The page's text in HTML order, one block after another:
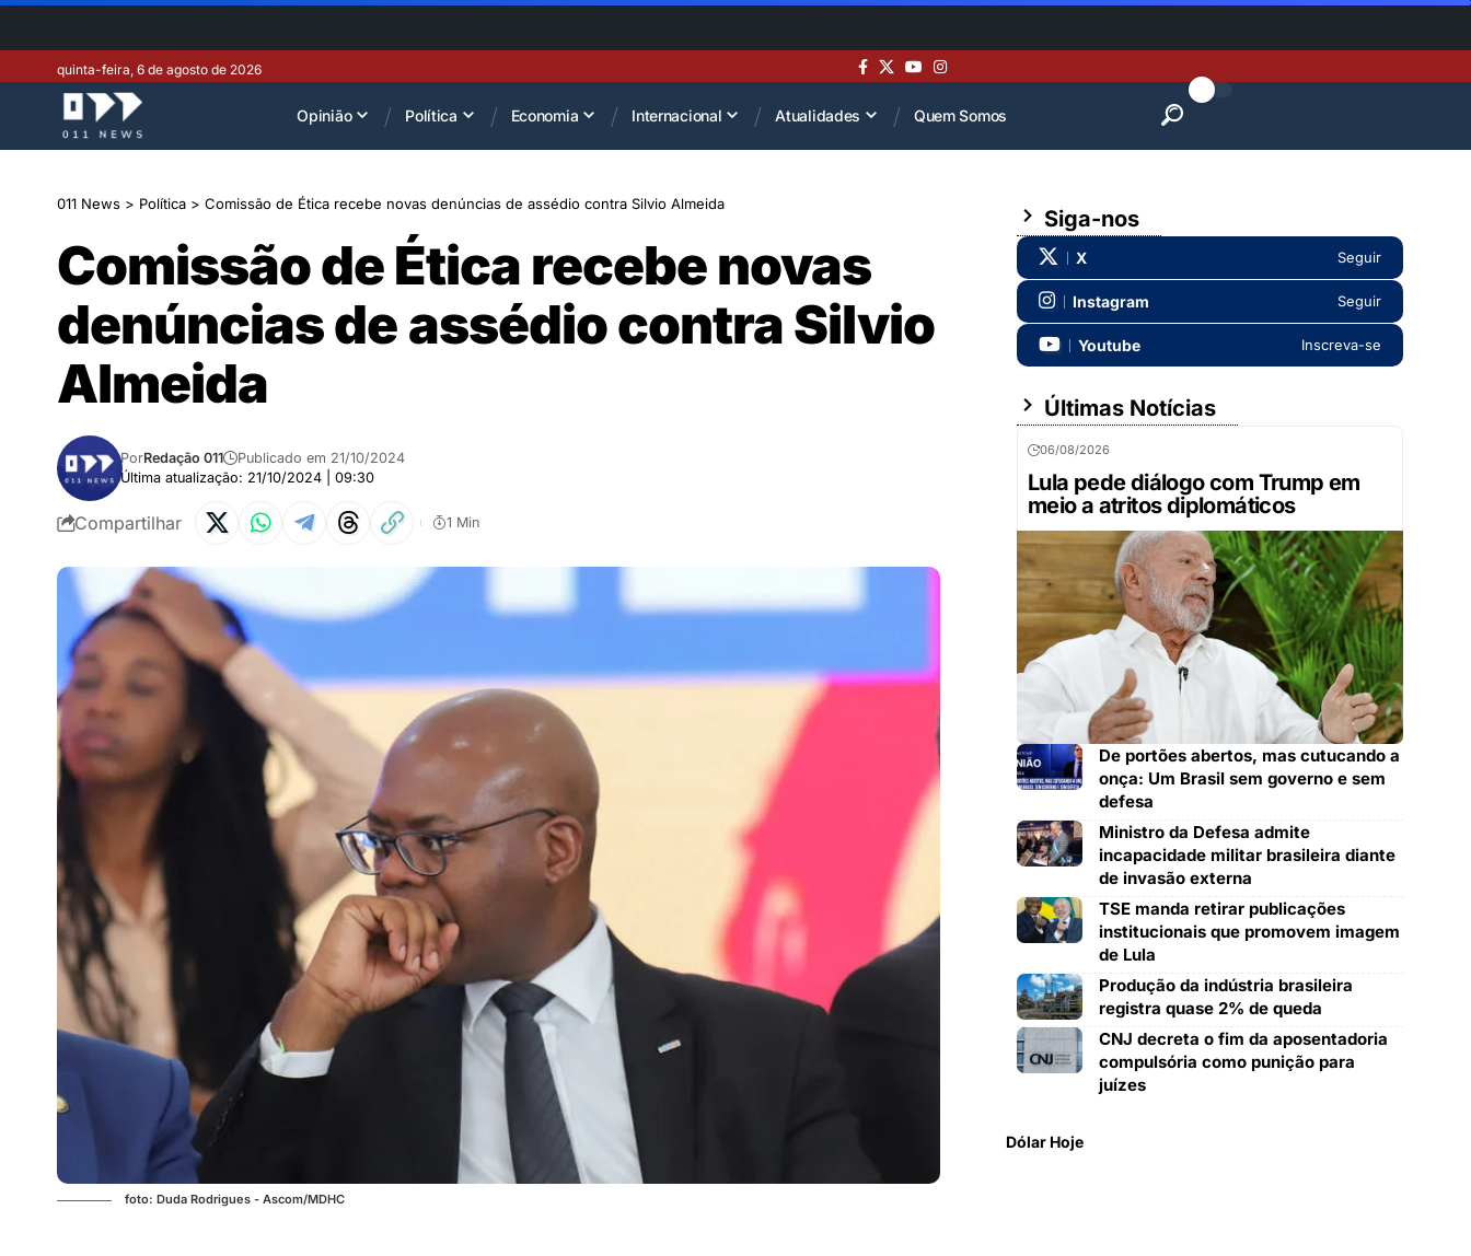
quinta-feira, 6 de agosto de 2026
Opinião Política Economia Internacional Atualidades Quem Somos
011 News > Política > Comissão de Ética recebe novas denúncias de assédio contra Silvio Almeida
Comissão de Ética recebe novas
denúncias de assédio contra Silvio
Almeida
Última atualização: 21/10/2024 | 09:30
PorRedação 011 Publicado em 21/10/2024
Compartilhar 1 Min
foto: Duda Rodrigues - Ascom/MDHC
Siga-nos
X Seguir
Instagram Seguir
Youtube Inscreva-se
Últimas Notícias
06/08/2026
Lula pede diálogo com Trump em
meio a atritos diplomáticos
De portões abertos, mas cutucando a
onça: Um Brasil sem governo e sem
defesa
Ministro da Defesa admite
incapacidade militar brasileira diante
de invasão externa
TSE manda retirar publicações
institucionais que promovem imagem
de Lula
Produção da indústria brasileira
registra quase 2% de queda
CNJ decreta o fim da aposentadoria
compulsória como punição para
juízes
Dólar Hoje